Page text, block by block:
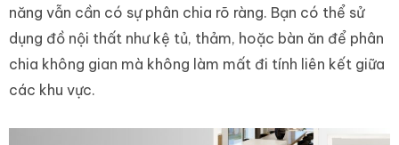
năng vẫn cần có sự phân chia rõ ràng. Bạn có thể sử
dụng đồ nội thất như kệ tủ, thảm, hoặc bàn ăn để phân
chia không gian mà không làm mất đi tính liên kết giữa
các khu vực.